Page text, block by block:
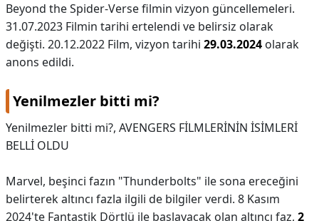
Beyond the Spider-Verse filmin vizyon güncellemeleri.
31.07.2023 Filmin tarihi ertelendi ve belirsiz olarak
değişti. 20.12.2022 Film, vizyon tarihi 29.03.2024 olarak
anons edildi.
Yenilmezler bitti mi?
Yenilmezler bitti mi?, AVENGERS FİLMLERİNİN İSİMLERİ
BELLİ OLDU
Marvel, beşinci fazın "Thunderbolts" ile sona ereceğini
belirterek altıncı fazla ilgili de bilgiler verdi. 8 Kasım
2024'te Fantastik Dörtlü ile başlayacak olan altıncı faz, 2